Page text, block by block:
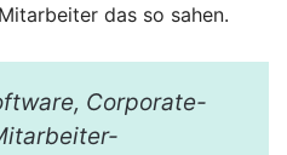
das so sahen.
Corporate-